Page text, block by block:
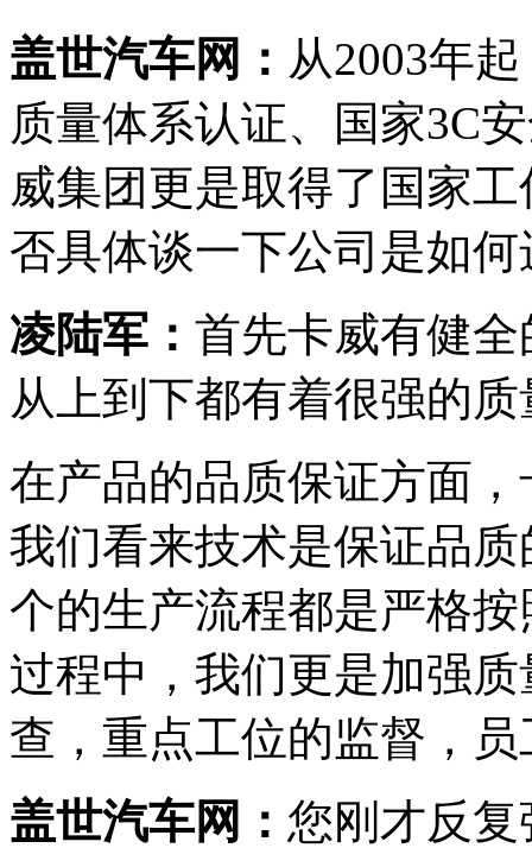
盖世汽车网： 从2003年
质量体系认证、国家3C
威集团更是取得了国家
否具体谈一下公司是如
凌陆军： 首先卡威有健
从上到下都有着很强的
在产品的品质保证方面
我们看来技术是保证品
个的生产流程都是严格
过程中，我们更是加强
查，重点工位的监督，
盖世汽车网： 您刚才反